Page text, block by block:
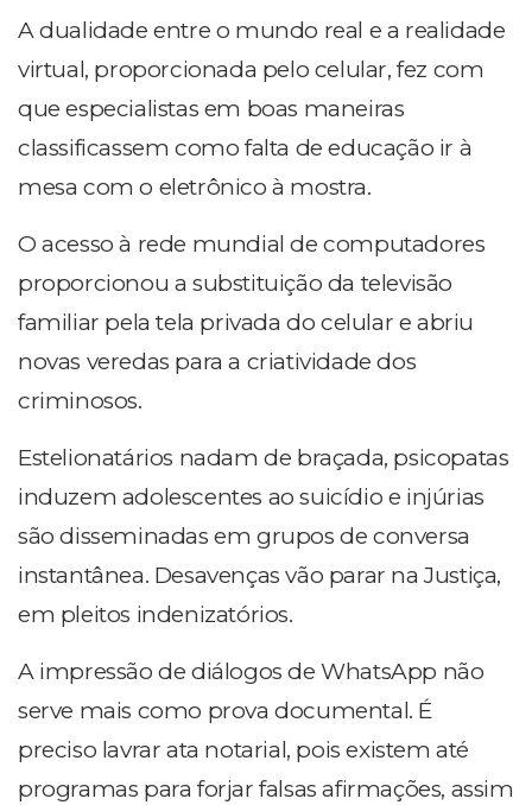
A dualidade entre o mundo real e a realidade
virtual, proporcionada pelo celular, fez com
que especialistas em boas maneiras
classificassem como falta de educação ir à
mesa com o eletrônico à mostra.
O acesso à rede mundial de computadores
proporcionou a substituição da televisão
familiar pela tela privada do celular e abriu
novas veredas para a criatividade dos
criminosos.
Estelionatários nadam de braçada, psicopatas
induzem adolescentes ao suicídio e injúrias
são disseminadas em grupos de conversa
instantânea. Desavenças vão parar na Justiça,
em pleitos indenizatórios.
A impressão de diálogos de WhatsApp não
serve mais como prova documental. É
preciso lavrar ata notarial, pois existem até
programas para forjar falsas afirmações, assim